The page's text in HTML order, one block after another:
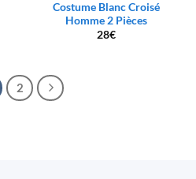
Costume Blanc Croisé
Homme 2 Pièces
28€
2